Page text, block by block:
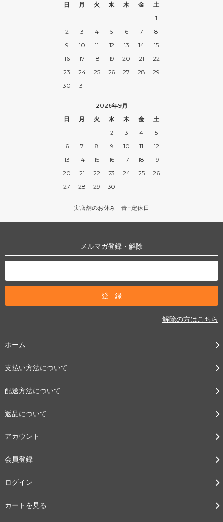
日
月 火 水 木 金
土
1
2
3 4 5 6 7
8
9
10 11 12 13 14
15
16
17 18 19 20 21
22
23
24 25 26 27 28
29
30
31
2026年9月
日
月 火 水 木 金
土
1
2 3 4
5
6
7 8 9 10 11
12
13
14 15 16 17 18
19
20
21 22 23 24 25
26
27
28 29 30
実店舗のお休み 青=定休日
メルマガ登録・解除
解除の方はこちら
ホーム
支払い方法について
配送方法について
返品について
アカウント
会員登録
ログイン
カートを見る